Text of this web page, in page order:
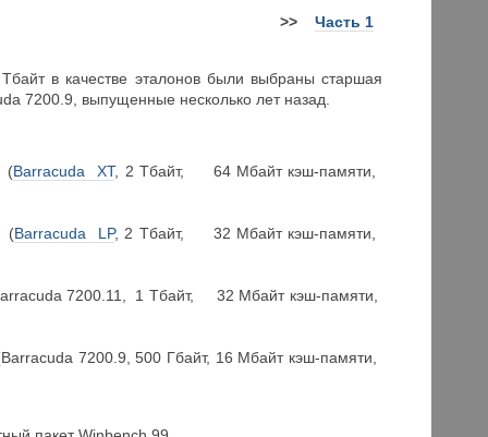
>> Часть 1
в качестве эталонов были выбраны старшая
7200.9, выпущенные несколько лет назад.
Barracuda XT, 2 Тбайт, 64 Мбайт кэш-памяти,
(Barracuda LP, 2 Тбайт, 32 Мбайт кэш-памяти,
7200.11, 1 Тбайт, 32 Мбайт кэш-памяти,
7200.9, 500 Гбайт, 16 Мбайт кэш-памяти,